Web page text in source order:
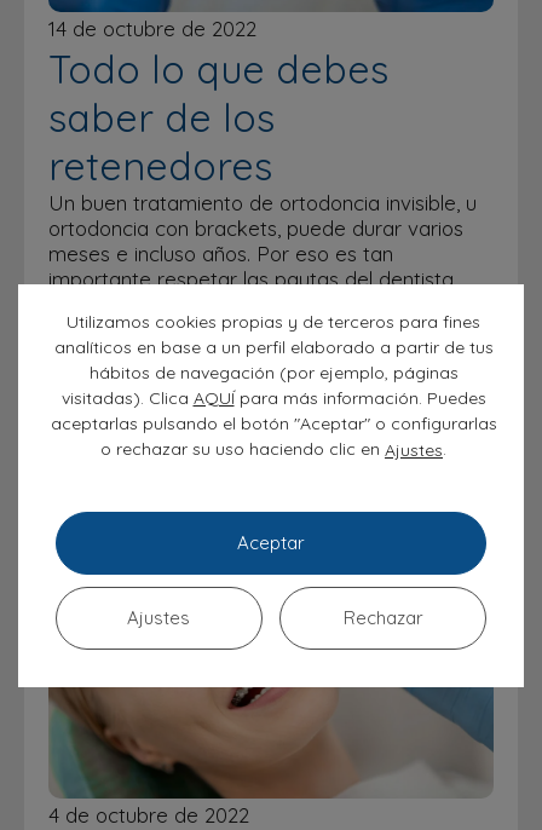
14 de octubre de 2022
Todo lo que debes
saber de los
retenedores
Un buen tratamiento de ortodoncia invisible, u
ortodoncia con brackets, puede durar varios
meses e incluso años. Por eso es tan
importante respetar las pautas del dentista…
4 de octubre de 2022
Utilizamos cookies propias y de terceros para fines
analíticos en base a un perfil elaborado a partir de tus
hábitos de navegación (por ejemplo, páginas
visitadas). Clica AQUÍpara más información. Puedes
aceptarlas pulsando el botón "Aceptar" o configurarlas
o rechazar su uso haciendo clic en Ajustes.
Aceptar
Rechazar
Ajustes